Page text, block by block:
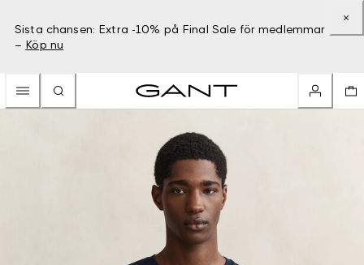
Sista chansen: Extra -10% på Final Sale för medlemmar
– Köp nu